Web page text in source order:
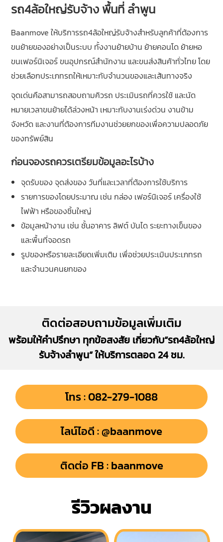
รถ4ล้อใหญ่รับจ้าง พื้นที่ ลำพูน
Baanmove ให้บริการรถ4ล้อใหญ่รับจ้างสำหรับลูกค้าที่ต้องการ
ขนย้ายของอย่างเป็นระบบ ทั้งงานย้ายบ้าน ย้ายคอนโด ย้ายหอ
ขนเฟอร์นิเจอร์ ขนอุปกรณ์สำนักงาน และขนส่งสินค้าทั่วไทย โดย
ช่วยเลือกประเภทรถให้เหมาะกับจำนวนของและเส้นทางจริง
จุดเด่นคือสามารถสอบถามคิวรถ ประเมินรถที่ควรใช้ และนัด
หมายเวลาขนย้ายได้ล่วงหน้า เหมาะกับงานเร่งด่วน งานข้าม
จังหวัด และงานที่ต้องการทีมงานช่วยยกของเพื่อความปลอดภัย
ของทรัพย์สิน
ก่อนจองรถควรเตรียมข้อมูลอะไรบ้าง
จุดรับของ จุดส่งของ วันที่และเวลาที่ต้องการใช้บริการ
รายการของโดยประมาณ เช่น กล่อง เฟอร์นิเจอร์ เครื่องใช้
ไฟฟ้า หรือของชิ้นใหญ่
ข้อมูลหน้างาน เช่น ชั้นอาคาร ลิฟต์ บันได ระยะทางเข็นของ
และพื้นที่จอดรถ
รูปของหรือรายละเอียดเพิ่มเติม เพื่อช่วยประเมินประเภทรถ
และจำนวนคนยกของ
ติดต่อสอบถามข้อมูลเพิ่มเติม
พร้อมให้คำปรึกษา ทุกข้อสงสัย เกี่ยวกับ“รถ4ล้อใหญ่
รับจ้างลำพูน” ให้บริการตลอด 24 ชม.
โทร : 082-279-1088
ไลน์ไอดี : @baanmove
ติดต่อ FB : baanmove
รีวิวผลงาน